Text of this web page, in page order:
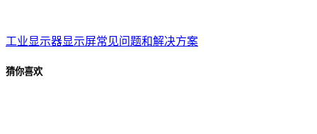
工业显示器显示屏常见问题和解决方案
猜你喜欢